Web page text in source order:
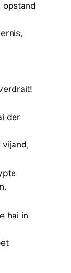
opstand
der
vijand,
hai in